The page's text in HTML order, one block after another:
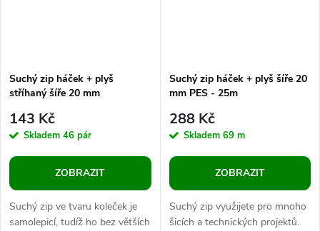
Suchý zip háček + plyš
stříhaný šíře 20 mm
143 Kč
Skladem 46 pár
ZOBRAZIT
Suchý zip ve tvaru koleček je
samolepicí, tudíž ho bez větších
Suchý zip háček + plyš šíře 20
mm PES - 25m
288 Kč
Skladem 69 m
ZOBRAZIT
Suchý zip využijete pro mnoho
šicích a technických projektů.